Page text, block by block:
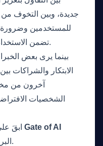
جديدة، وبين التخوف من
للمستخدمين وضرورة
تضمن الاستخدام السليم والمفيد لهذه التقنيات.
بينما يرى بعض
الابتكار والشراكات
آخرون من
الشخصيات
Gate of AI
البريدية لتصلك أهم التحليلات يومياً.